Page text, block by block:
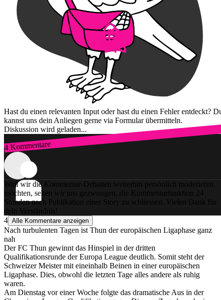
Hast du einen relevanten Input oder hast du einen Fehler entdeckt?
kannst uns dein Anliegen gerne via Formular übermitteln.
Diskussion wird geladen...
4 Kommentare
Zum Login
Weil wir die Kommentar-Debatten weiterhin persönlich moderieren
möchten, sehen wir uns gezwungen, die Kommentarfunktion 24
Stunden nach Publikation einer Story zu schliessen. Vielen Dank für
dein Verständnis!
4 Alle Kommentare anzeigen
Nach turbulenten Tagen ist Thun der europäischen Ligaphase ganz
nah
Der FC Thun gewinnt das Hinspiel in der dritten
Qualifikationsrunde der Europa League deutlich. Somit steht der
Schweizer Meister mit eineinhalb Beinen in einer europäischen
Ligaphase. Dies, obwohl die letzten Tage alles andere als ruhig
waren.
Am Dienstag vor einer Woche folgte das dramatische Aus in der